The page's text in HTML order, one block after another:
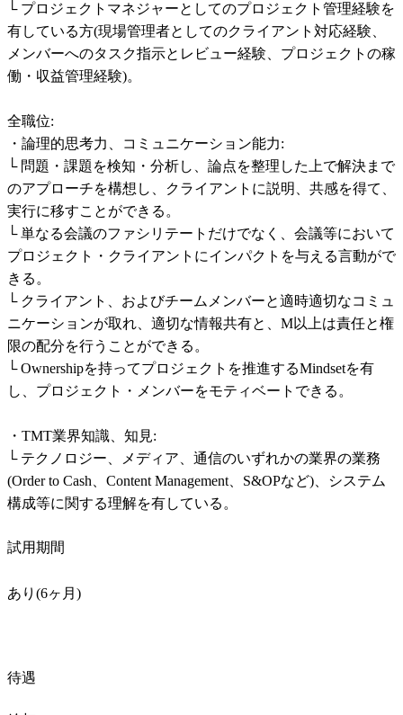
└ プロジェクトマネジャーとしてのプロジェクト管理経験を
有している方(現場管理者としてのクライアント対応経験、
メンバーへのタスク指示とレビュー経験、プロジェクトの稼
働・収益管理経験)。
全職位:
・論理的思考力、コミュニケーション能力:
└ 問題・課題を検知・分析し、論点を整理した上で解決まで
のアプローチを構想し、クライアントに説明、共感を得て、
実行に移すことができる。
└ 単なる会議のファシリテートだけでなく、会議等において
プロジェクト・クライアントにインパクトを与える言動がで
きる。
└ クライアント、およびチームメンバーと適時適切なコミュ
ニケーションが取れ、適切な情報共有と、M以上は責任と権
限の配分を行うことができる。
└ Ownershipを持ってプロジェクトを推進するMindsetを有
し、プロジェクト・メンバーをモティベートできる。
・TMT業界知識、知見:
└ テクノロジー、メディア、通信のいずれかの業界の業務
(Order to Cash、Content Management、S&OPなど)、システム
構成等に関する理解を有している。
試用期間
あり(6ヶ月)
待遇